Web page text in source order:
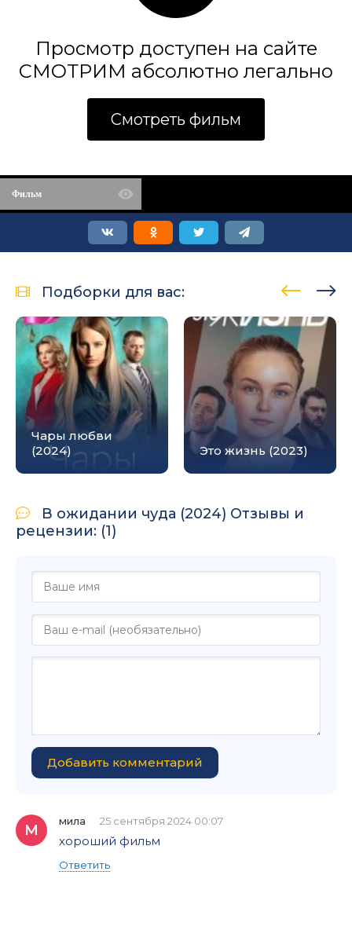
Просмотр доступен на сайте
СМОТРИМ абсолютно легально
Смотреть фильм
Фильм
Подборки для вас:
Чары любви
(2024)
Это жизнь (2023)
В ожидании чуда (2024) Отзывы и
рецензии: (1)
Добавить комментарий
М
мила 25 сентября 2024 00:07
хороший фильм
Ответить